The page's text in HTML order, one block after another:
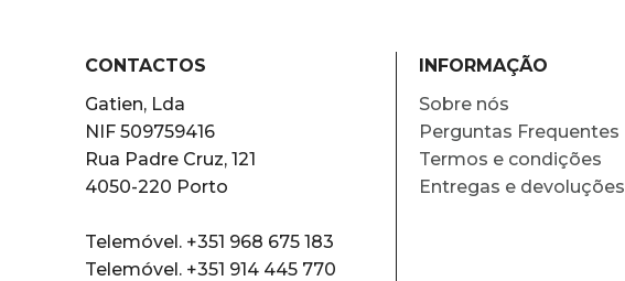
CONTACTOS
Gatien, Lda
NIF 509759416
Rua Padre Cruz, 121
4050-220 Porto
Telemóvel. +351 968 675 183
Telemóvel. +351 914 445 770
INFORMAÇÃO
Sobre nós
Perguntas Frequentes
Termos e condições
Entregas e devoluções